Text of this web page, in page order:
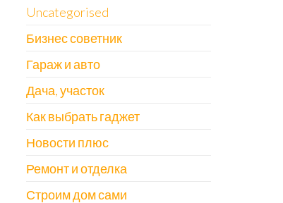
Uncategorised
Бизнес советник
Гараж и авто
Дача, участок
Как выбрать гаджет
Новости плюс
Ремонт и отделка
Строим дом сами